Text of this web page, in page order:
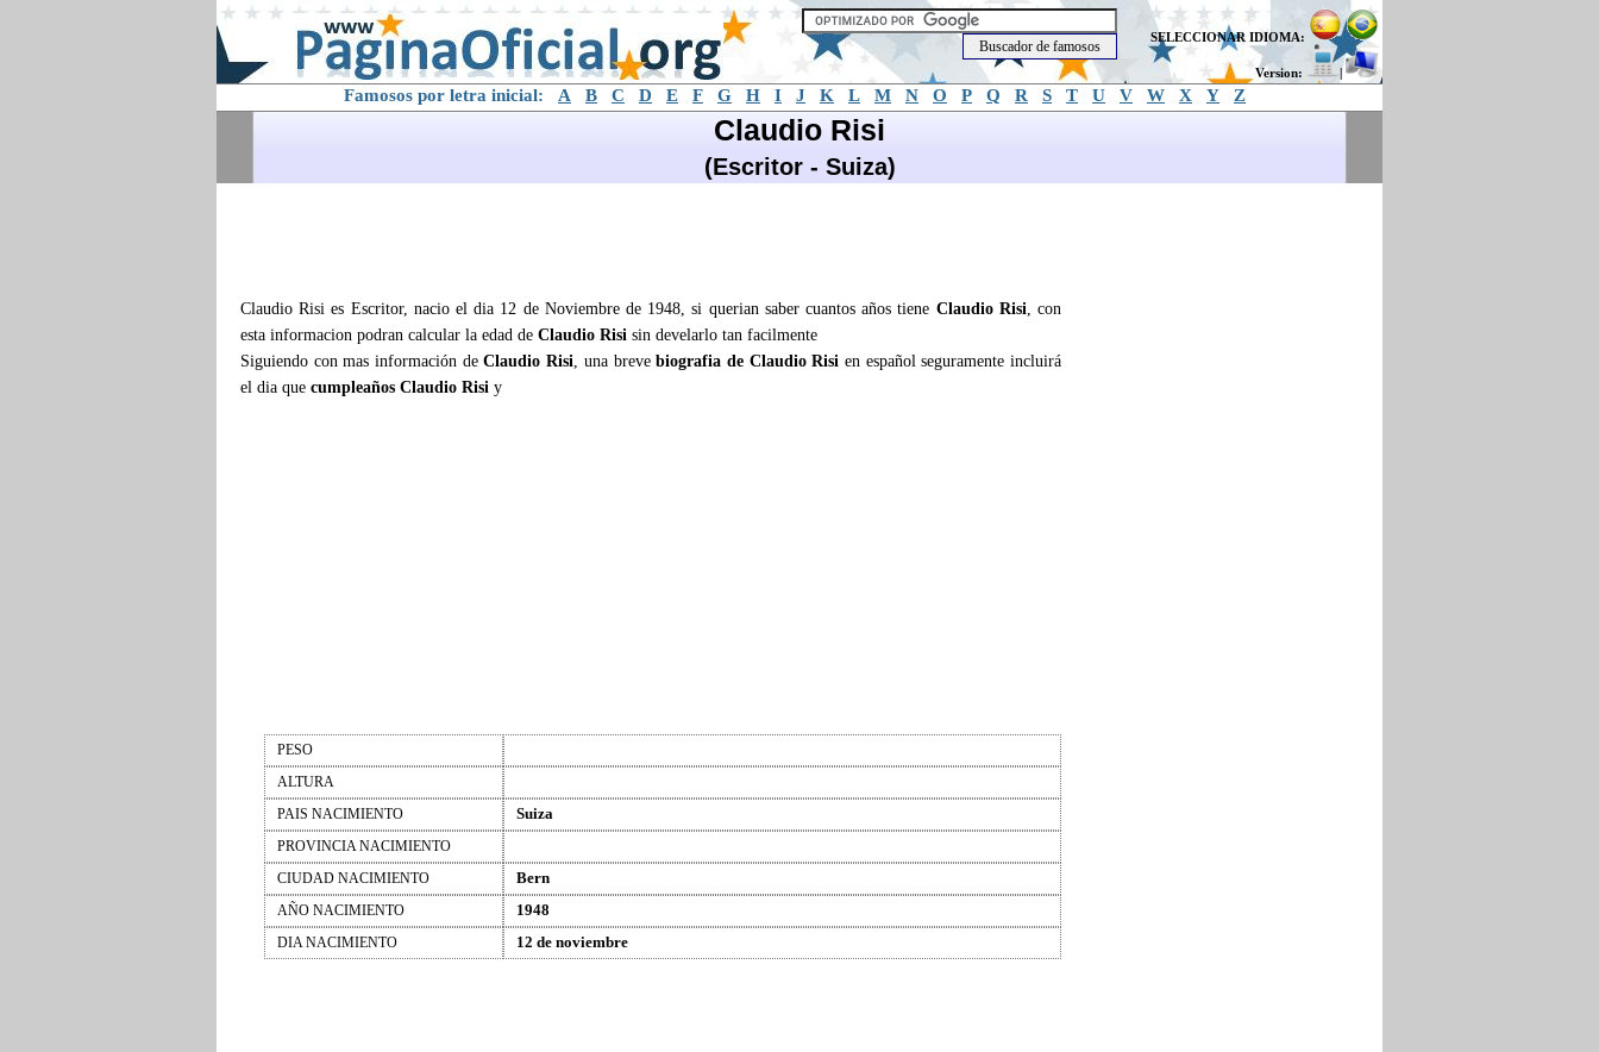
SELECCIONAR IDIOMA:
Version: |
Famosos por letra inicial: A B C D E F G H I J K L M N O P Q R S T U V W X Y Z
Claudio Risi
(Escritor - Suiza)
Claudio Risi es Escritor, nacio el dia 12 de Noviembre de 1948, si querian saber cuantos años tiene Claudio Risi, con
esta informacion podran calcular la edad de Claudio Risi sin develarlo tan facilmente
Siguiendo con mas información deClaudio Risi, una brevebiografia de Claudio Risi en español seguramente incluirá
el dia que cumpleaños Claudio Risi y
PESO
ALTURA
PAIS NACIMIENTO
Suiza
PROVINCIA NACIMIENTO
CIUDAD NACIMIENTO
Bern
AÑO NACIMIENTO 1948
DIA NACIMIENTO 12 de noviembre